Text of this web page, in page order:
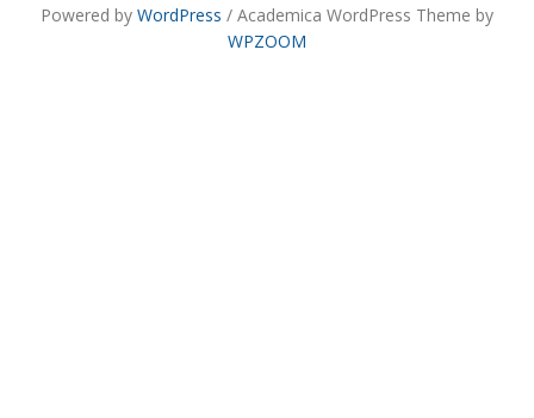
Powered by WordPress / Academica WordPress Theme by
WPZOOM